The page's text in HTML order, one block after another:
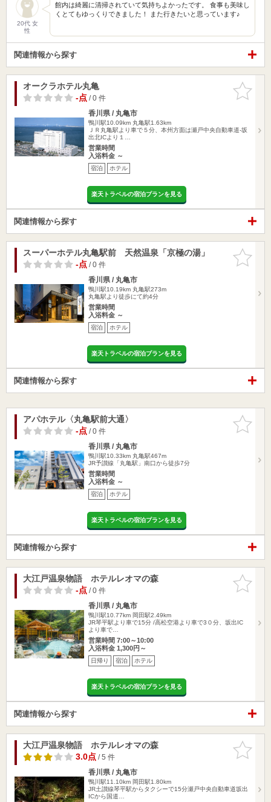
20代 女
性
館内は綺麗に清掃されていて気持ちよかったです。 食事も美味し
くとてもゆっくりできました！ また行きたいと思っています♪
関連情報から探す
お気に入
りに追加
オークラホテル丸亀
-点/ 0 件
香川県 / 丸亀市
鴨川駅10.09km 丸亀駅1.63km
ＪＲ丸亀駅より車で５分、本州方面は瀬戸中央自動車道-坂
出北ICより１…
営業時間
入浴料金 ～
宿泊 ホテル
楽天トラベルの宿泊プランを見る
関連情報から探す
お気に入
りに追加
スーパーホテル丸亀駅前 天然温泉「京極の湯」
-点/ 0 件
香川県 / 丸亀市
鴨川駅10.19km 丸亀駅273m
丸亀駅より徒歩にて約4分
営業時間
入浴料金 ～
宿泊 ホテル
楽天トラベルの宿泊プランを見る
関連情報から探す
お気に入
りに追加
アパホテル〈丸亀駅前大通〉
-点/ 0 件
香川県 / 丸亀市
鴨川駅10.33km 丸亀駅467m
JR予讃線「丸亀駅」南口から徒歩7分
営業時間
入浴料金 ～
宿泊 ホテル
楽天トラベルの宿泊プランを見る
関連情報から探す
お気に入
りに追加
大江戸温泉物語 ホテルレオマの森
-点/ 0 件
香川県 / 丸亀市
鴨川駅10.77km 岡田駅2.49km
JR琴平駅より車で15分 /高松空港より車で3０分、坂出IC
より車で…
営業時間 7:00～10:00
入浴料金 1,300円～
日帰り 宿泊 ホテル
楽天トラベルの宿泊プランを見る
関連情報から探す
お気に入
りに追加
大江戸温泉物語 ホテルレオマの森
3.0点/ 5 件
香川県 / 丸亀市
鴨川駅11.10km 岡田駅1.80km
JR土讃線琴平駅からタクシーで15分瀬戸中央自動車道坂出
ICから国道…